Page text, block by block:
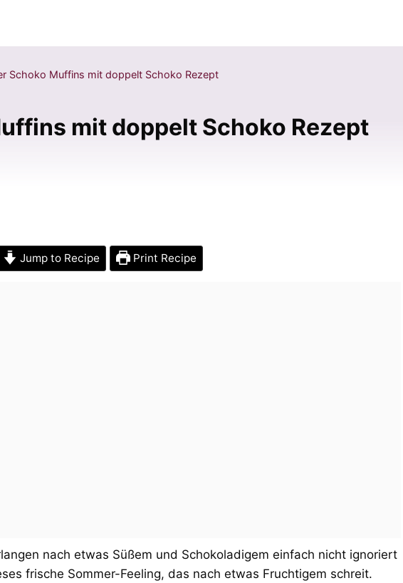
Schoko Muffins mit doppelt Schoko Rezept
mit doppelt Schoko Rezept
Jump to Recipe Print Recipe
nach etwas Süßem und Schokoladigem einfach nicht ignoriert
frische Sommer-Feeling, das nach etwas Fruchtigem schreit.